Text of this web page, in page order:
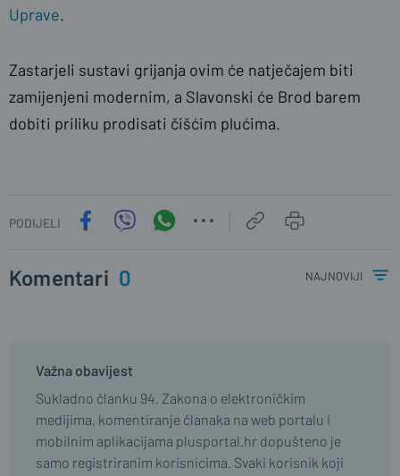
Uprave.
Zastarjeli sustavi grijanja ovim će natječajem biti
zamijenjeni modernim, a Slavonski će Brod barem
dobiti priliku prodisati čišćim plućima.
PODIJELI
Komentari 0 najnoviji
Važna obavijest
Sukladno članku 94. Zakona o elektroničkim
medijima, komentiranje članaka na web portalu i
mobilnim aplikacijama plusportal.hr dopušteno je
samo registriranim korisnicima. Svaki korisnik koji